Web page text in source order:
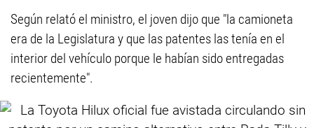
Según relató el ministro, el joven dijo que "la camioneta
era de la Legislatura y que las patentes las tenía en el
interior del vehículo porque le habían sido entregadas
recientemente".